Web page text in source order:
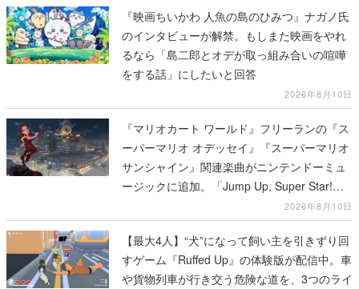
『映画ちいかわ 人魚の島のひみつ』ナガノ氏
のインタビューが解禁。もしまた映画をやれ
るなら「島二郎とオデが取っ組み合いの喧嘩
をする話」にしたいと回答
2026年8月10日
『マリオカート ワールド』フリーランの『ス
ーパーマリオ オデッセイ』『スーパーマリオ
サンシャイン』関連楽曲がニンテンドーミュ
ージックに追加。「Jump Up, Super Star!」
「ドルピックタウン」など計14曲が配信
2026年8月10日
【最大4人】“犬”になって飼い主を引きずり回
すゲーム『Ruffed Up』の体験版が配信中。車
や貨物列車が行き交う危険な道を、3つのライ